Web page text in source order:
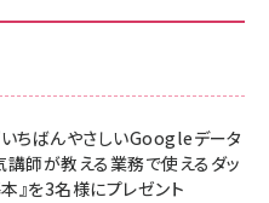
ちばんやさしいGoogleデータ
師が教える業務で使えるダッ
』を3名様にプレゼント